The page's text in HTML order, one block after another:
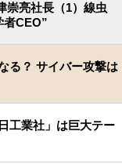
崇亮社長（1）線虫
者CEO”
る？ サイバー攻撃は
工業社」は巨大テー